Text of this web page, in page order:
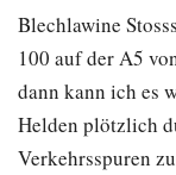
Blechlawine
100 auf der A5
dann kann ich es
Helden plötzlich
Verkehrsspuren